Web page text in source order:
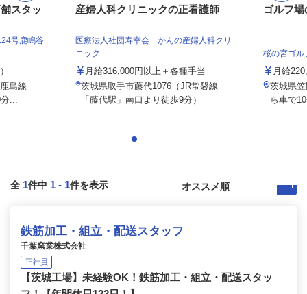
スタッ
号鹿嶋谷
島線
...
産婦人科クリニックの正看護師
医療法人社団寿幸会 かんの産婦人科クリ
ニック
月給316,000円以上＋各種手当
茨城県取手市藤代1076（JR常磐線
「藤代駅」南口より徒歩9分）
ゴルフ
桜の宮ゴル
月給
茨城県
ら車で
全 1件中 1 - 1件を表示
鉄筋加工・組立・配送スタッフ
千葉窯業株式会社
正社員
【茨城工場】未経験OK！鉄筋加工・組立・配送スタッ